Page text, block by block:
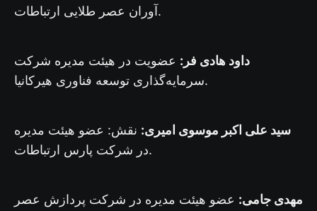
آوران عصر طلایی ارتباطات.
داود هادی فر: عضویت در هیئت مدیره شرکت
سرمایه‌گذاری توسعه فناوری هیرکانیا.
سید علی اکبر موسوی امیری: نقش: عضو هیئت مدیره
در شرکت پارس ارتباطات.
مهدی جامی: عضو هیئت مدیره در شرکت پردازش عصر